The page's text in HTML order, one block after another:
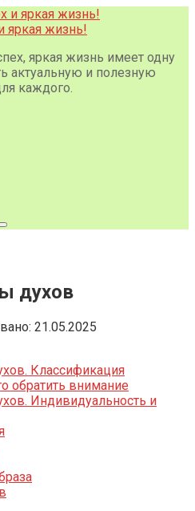
яркая жизнь!
яркая жизнь имеет одну
актуальную и полезную
каждого.
духов
21.05.2025
Классификация
обратить внимание
Индивидуальность и